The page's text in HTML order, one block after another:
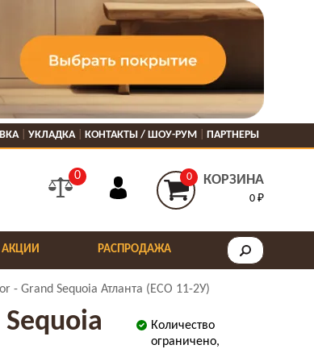
УКЛАДКА КОНТАКТЫ / ШОУ-РУМ ПАРТНЕРЫ
0 0 КОРЗИНА
0 ₽
РАСПРОДАЖА
АКЦИИ
Grand Sequoia Атланта (ECO 11-2У)
Количество
ограничено,